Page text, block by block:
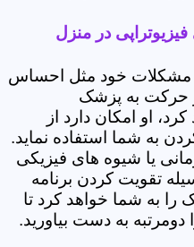
در منزل
مشکلات خود مثل احساس
حرکت به پزشک
او امکان دارد از
به شما استفاده نماید.
یا شیوه های فیزیکی
تقویت کردن برنامه
را به شما خواهد کرد تا
به دست بیاورید.